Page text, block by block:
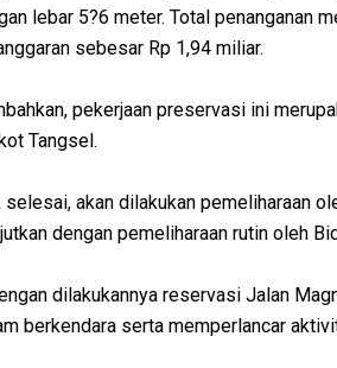
lebar 5?6 meter. Total penanganan
sebesar Rp 1,94 miliar.
pekerjaan preservasi ini
Tangsel.
akan dilakukan pemeliharaan
dengan pemeliharaan rutin oleh
dilakukannya reservasi Jalan
berkendara serta memperlancar